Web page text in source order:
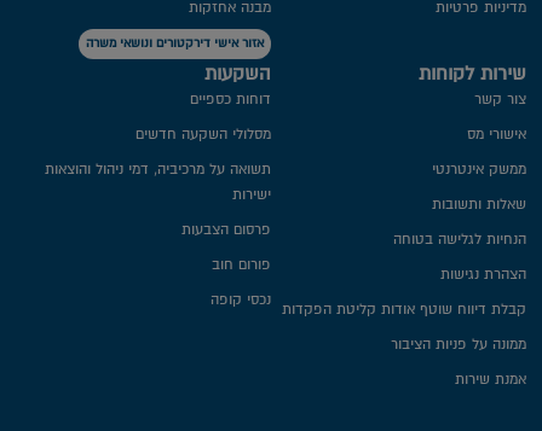
מבנה אחזקות
אזור אישי דירקטורים ונושאי משרה
מדיניות פרטיות​
השקעות
דוחות כספיים
מסלולי השקעה חדשים
תשואה על מרכיביה, דמי ניהול והוצאות
ישירות
פרסום הצבעות
פורום חוב
נכסי קופה
שירות לקוחות
צור קשר
אישורי מס
ממשק אינטרנטי
שאלות ותשובות
הנחיות לגלישה בטוחה
הצהרת נגישות
קבלת דיווח שוטף אודות קליטת הפקדות
ממונה על פניות הציבור
אמנת שירות